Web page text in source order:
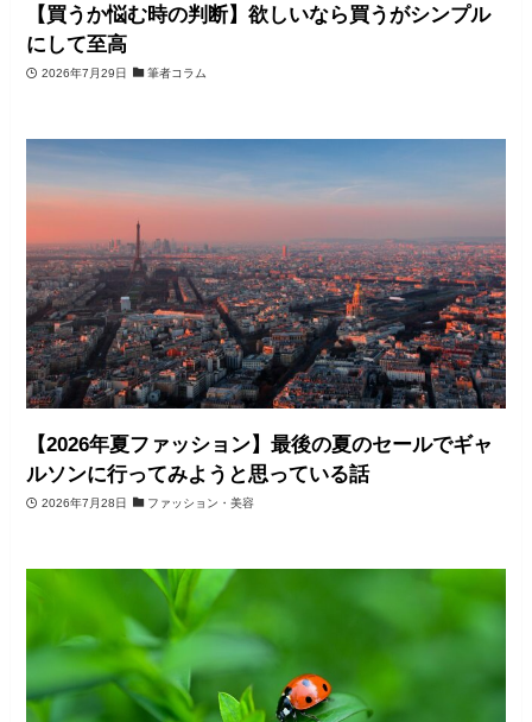
【買うか悩む時の判断】欲しいなら買うがシンプル
にして至高
2026年7月29日 筆者コラム
【2026年夏ファッション】最後の夏のセールでギャ
ルソンに行ってみようと思っている話
2026年7月28日 ファッション・美容